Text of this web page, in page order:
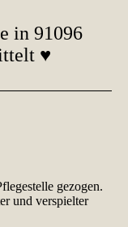
in 91096
♥
gezogen.
und verspielter